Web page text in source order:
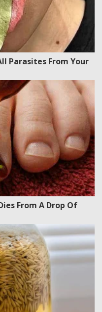
Parasites From Your
From A Drop Of